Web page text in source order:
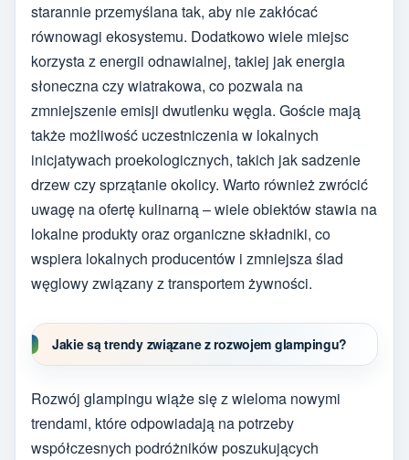
starannie przemyślana tak, aby nie zakłócać
równowagi ekosystemu. Dodatkowo wiele miejsc
korzysta z energii odnawialnej, takiej jak energia
słoneczna czy wiatrakowa, co pozwala na
zmniejszenie emisji dwutlenku węgla. Goście mają
także możliwość uczestniczenia w lokalnych
inicjatywach proekologicznych, takich jak sadzenie
drzew czy sprzątanie okolicy. Warto również zwrócić
uwagę na ofertę kulinarną – wiele obiektów stawia na
lokalne produkty oraz organiczne składniki, co
wspiera lokalnych producentów i zmniejsza ślad
węglowy związany z transportem żywności.
Jakie są trendy związane z rozwojem glampingu?
Rozwój glampingu wiąże się z wieloma nowymi
trendami, które odpowiadają na potrzeby
współczesnych podróżników poszukujących